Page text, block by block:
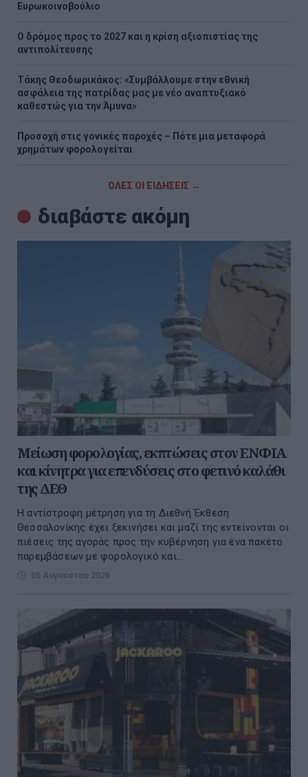
Ευρωκοινοβούλιο
Ο δρόμος προς το 2027 και η κρίση αξιοπιστίας της
αντιπολίτευσης
Τάκης Θεοδωρικάκος: «Συμβάλλουμε στην εθνική
ασφάλεια της πατρίδας μας με νέο αναπτυξιακό
καθεστώς για την Άμυνα»
Προσοχή στις γονικές παροχές – Πότε μια μεταφορά
χρημάτων φορολογείται
ΟΛΕΣ ΟΙ ΕΙΔΗΣΕΙΣ →
διαβάστε ακόμη
Μείωση φορολογίας, εκπτώσεις στον ΕΝΦΙΑ
και κίνητρα για επενδύσεις στο φετινό καλάθι
της ΔΕΘ
Η αντίστροφη μέτρηση για τη Διεθνή Έκθεση
Θεσσαλονίκης έχει ξεκινήσει και μαζί της εντείνονται οι
πιέσεις της αγοράς προς την κυβέρνηση για ένα πακέτο
παρεμβάσεων με φορολογικό και...
05 Αυγούστου 2026